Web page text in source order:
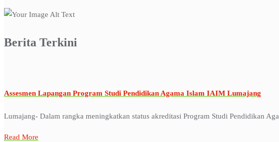
Berita Terkini
Assesmen Lapangan Program Studi Pendidikan Agama Islam IAIM Lumajang
Lumajang- Dalam rangka meningkatkan status akreditasi Program Studi Pendidikan
Read More